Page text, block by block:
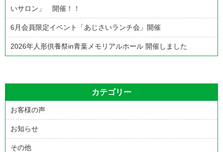
ンいサロン」 開催！！
6月会員限定イベント「あじさいランチ会」開催
2026年人形供養祭in青葉メモリアルホール 開催しました
カテゴリー
お客様の声
お知らせ
その他